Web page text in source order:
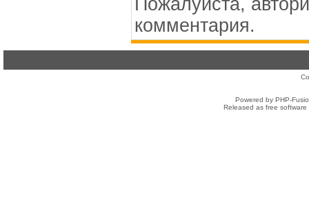
Пожалуйста,
комментария.
Powered by PHP-
Released as free